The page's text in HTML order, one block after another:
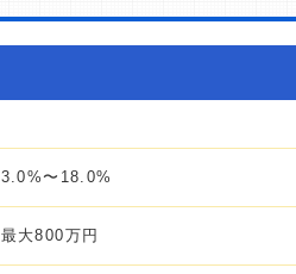
3.0%〜18.0%
最大800万円